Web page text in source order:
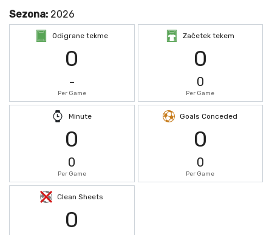
Sezona: 2026
Odigrane tekme
0
-
Per Game
Začetek tekem
0
0
Per Game
Minute
0
0
Per Game
Goals Conceded
0
0
Per Game
Clean Sheets
0